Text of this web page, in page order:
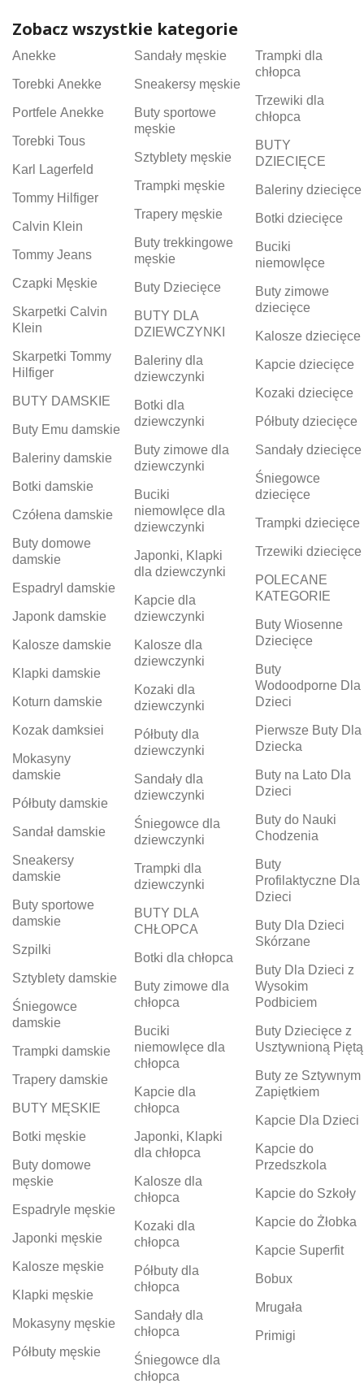
Zobacz wszystkie kategorie
Anekke
Torebki Anekke
Portfele Anekke
Torebki Tous
Karl Lagerfeld
Tommy Hilfiger
Calvin Klein
Tommy Jeans
Czapki Męskie
Skarpetki Calvin
Klein
Skarpetki Tommy
Hilfiger
BUTY DAMSKIE
Buty Emu damskie
Baleriny damskie
Botki damskie
Czółena damskie
Buty domowe
damskie
Espadryl damskie
Japonk damskie
Kalosze damskie
Klapki damskie
Koturn damskie
Kozak damksiei
Mokasyny
damskie
Półbuty damskie
Sandał damskie
Sneakersy
damskie
Buty sportowe
damskie
Szpilki
Sztyblety damskie
Śniegowce
damskie
Trampki damskie
Trapery damskie
BUTY MĘSKIE
Botki męskie
Buty domowe
męskie
Espadryle męskie
Japonki męskie
Kalosze męskie
Klapki męskie
Mokasyny męskie
Półbuty męskie
Sandały męskie
Sneakersy męskie
Buty sportowe
męskie
Sztyblety męskie
Trampki męskie
Trapery męskie
Buty trekkingowe
męskie
Buty Dziecięce
BUTY DLA
DZIEWCZYNKI
Baleriny dla
dziewczynki
Botki dla
dziewczynki
Buty zimowe dla
dziewczynki
Buciki
niemowlęce dla
dziewczynki
Japonki, Klapki
dla dziewczynki
Kapcie dla
dziewczynki
Kalosze dla
dziewczynki
Kozaki dla
dziewczynki
Półbuty dla
dziewczynki
Sandały dla
dziewczynki
Śniegowce dla
dziewczynki
Trampki dla
dziewczynki
BUTY DLA
CHŁOPCA
Botki dla chłopca
Buty zimowe dla
chłopca
Buciki
niemowlęce dla
chłopca
Kapcie dla
chłopca
Japonki, Klapki
dla chłopca
Kalosze dla
chłopca
Kozaki dla
chłopca
Półbuty dla
chłopca
Sandały dla
chłopca
Śniegowce dla
chłopca
Trampki dla
chłopca
Trzewiki dla
chłopca
BUTY
DZIECIĘCE
Baleriny dziecięce
Botki dziecięce
Buciki
niemowlęce
Buty zimowe
dziecięce
Kalosze dziecięce
Kapcie dziecięce
Kozaki dziecięce
Półbuty dziecięce
Sandały dziecięce
Śniegowce
dziecięce
Trampki dziecięce
Trzewiki dziecięce
POLECANE
KATEGORIE
Buty Wiosenne
Dziecięce
Buty
Wodoodporne Dla
Dzieci
Pierwsze Buty Dla
Dziecka
Buty na Lato Dla
Dzieci
Buty do Nauki
Chodzenia
Buty
Profilaktyczne Dla
Dzieci
Buty Dla Dzieci
Skórzane
Buty Dla Dzieci z
Wysokim
Podbiciem
Buty Dziecięce z
Usztywnioną Piętą
Buty ze Sztywnym
Zapiętkiem
Kapcie Dla Dzieci
Kapcie do
Przedszkola
Kapcie do Szkoły
Kapcie do Żłobka
Kapcie Superfit
Bobux
Mrugała
Primigi